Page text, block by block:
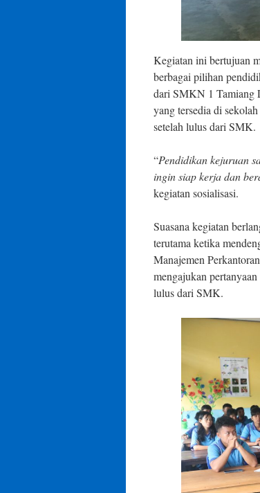
Kegiatan ini bertujuan
berbagai pilihan
dari SMKN 1 Tamiang
yang tersedia di
setelah lulus dari SMK.
“Pendidikan kejuruan
ingin siap kerja dan
kegiatan sosialisasi.
Suasana kegiatan
terutama ketika
Manajemen
mengajukan
lulus dari SMK.